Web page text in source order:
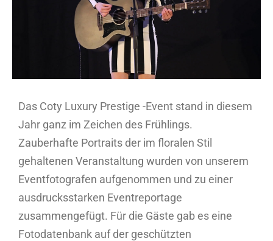
Das Coty Luxury Prestige -Event stand in diesem
Jahr ganz im Zeichen des Frühlings.
Zauberhafte Portraits der im floralen Stil
gehaltenen Veranstaltung wurden von unserem
Eventfotografen aufgenommen und zu einer
ausdrucksstarken Eventreportage
zusammengefügt. Für die Gäste gab es eine
Fotodatenbank auf der geschützten